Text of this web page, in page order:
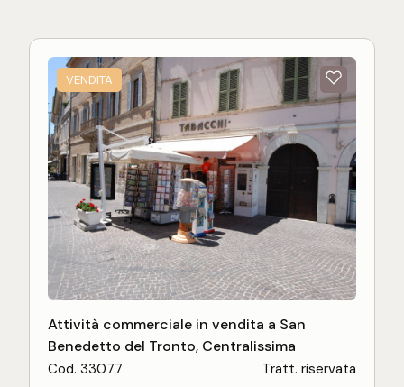
VENDITA
Attività commerciale in vendita a San
Benedetto del Tronto, Centralissima
Cod. 33077 Tratt. riservata